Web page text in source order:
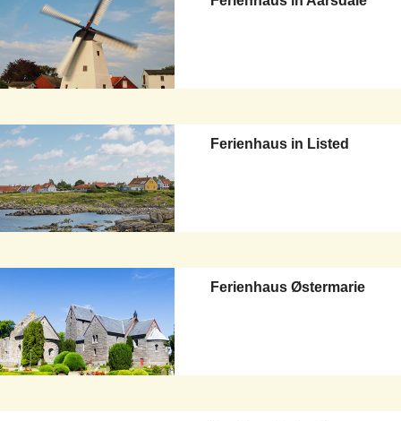
Ferienhaus in Listed
Ferienhaus Østermarie